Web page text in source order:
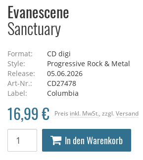
Evanescene
Sanctuary
Format:
CD digi
Style:
Progressive Rock & Metal
Release:
05.06.2026
Art-Nr.:
CD27478
Label:
Columbia
Preis inkl. MwSt. , zzgl. Versand
16,99 €
In den Warenkorb